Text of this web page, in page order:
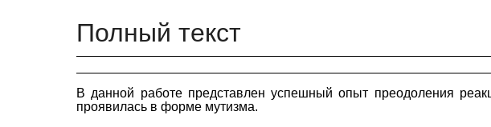
Полный текст
В данной работе представлен успешный опыт преодоления
проявилась в форме мутизма.